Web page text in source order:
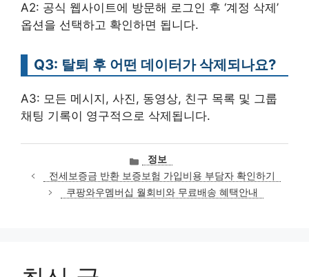
A2: 공식 웹사이트에 방문해 로그인 후 ‘계정 삭제’
옵션을 선택하고 확인하면 됩니다.
Q3: 탈퇴 후 어떤 데이터가 삭제되나요?
A3: 모든 메시지, 사진, 동영상, 친구 목록 및 그룹
채팅 기록이 영구적으로 삭제됩니다.
카
테
고
리
정보
전세보증금 반환 보증보험 가입비용 부담자 확인하기
쿠팡와우멤버십 월회비와 무료배송 혜택안내